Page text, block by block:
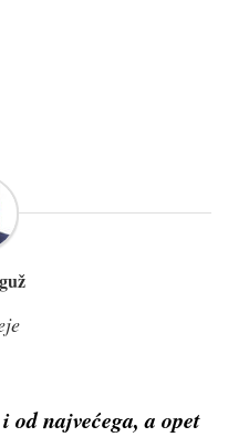
od najvećega, a opet